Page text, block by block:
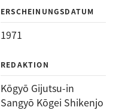
ERSCHEINUNGSDATUM
1971
REDAKTION
Kōgyō Gijutsu-in
Sangyō Kōgei Shikenjo